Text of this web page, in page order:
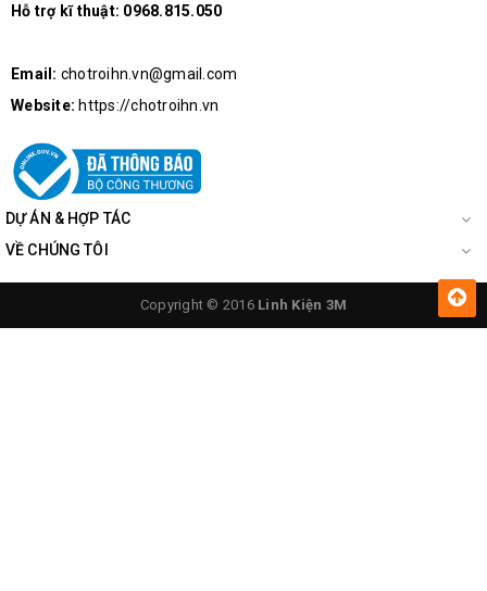
Hỗ trợ kĩ thuật: 0968.815.050
Email: chotroihn.vn@gmail.com
Website: https://chotroihn.vn
DỰ ÁN & HỢP TÁC
VỀ CHÚNG TÔI
Copyright © 2016 Linh Kiện 3M